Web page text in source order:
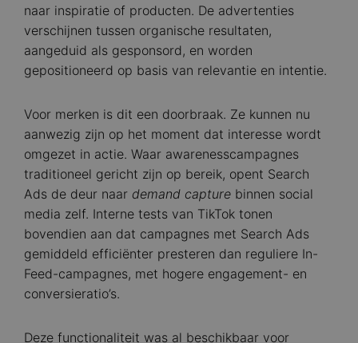
naar inspiratie of producten. De advertenties
verschijnen tussen organische resultaten,
aangeduid als gesponsord, en worden
gepositioneerd op basis van relevantie en intentie.
Voor merken is dit een doorbraak. Ze kunnen nu
aanwezig zijn op het moment dat interesse wordt
omgezet in actie. Waar awarenesscampagnes
traditioneel gericht zijn op bereik, opent Search
Ads de deur naar demand capture binnen social
media zelf. Interne tests van TikTok tonen
bovendien aan dat campagnes met Search Ads
gemiddeld efficiënter presteren dan reguliere In-
Feed-campagnes, met hogere engagement- en
conversieratio’s.
Deze functionaliteit was al beschikbaar voor